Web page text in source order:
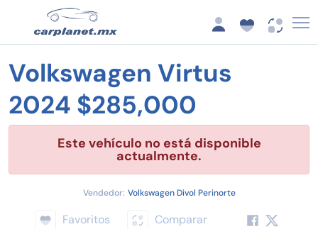
Volkswagen Virtus
2024 $285,000
Este vehículo no está disponible
actualmente.
Vendedor: Volkswagen Divol Perinorte
Favoritos Comparar